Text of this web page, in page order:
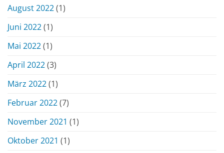
August 2022(1)
Juni 2022(1)
Mai 2022(1)
April 2022(3)
März 2022(1)
Februar 2022(7)
November 2021 (1)
Oktober 2021 (1)